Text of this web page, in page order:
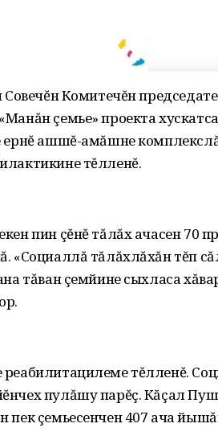
Комитечĕн
çемье» проекта
ернĕ ашшĕ-амăшне
тĕлленĕ.
пин çĕнĕ тăлăх ачасен 70
«Социаллă тăлăхлăхăн тĕп
тăван çемйине сыхласа
тĕлленĕ.
пулăшу парĕç. Кăçал
пек çемьесенчен 407 ача